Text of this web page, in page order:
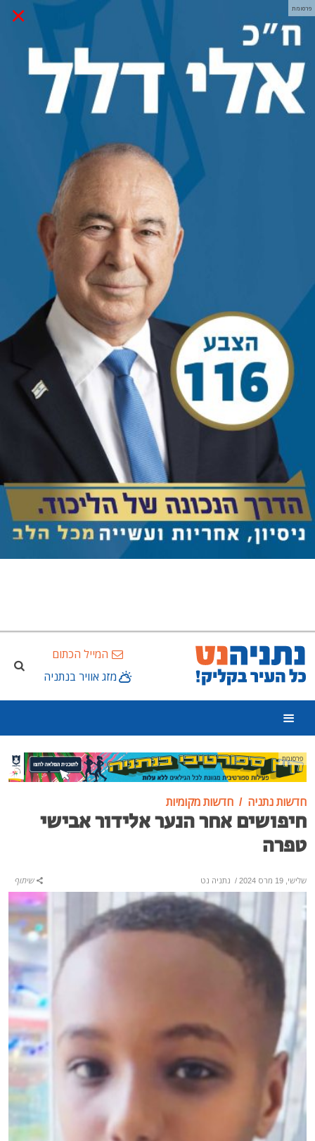
× פרסומת
המייל הכתום
מזג אוויר בנתניה
פרסומת
חדשות נתניה חדשות מקומיות
חיפושים אחר הנער אלידור אבישי
טפרה
שלישי, 19 מרס 2024 / נתניה נט שיתוף